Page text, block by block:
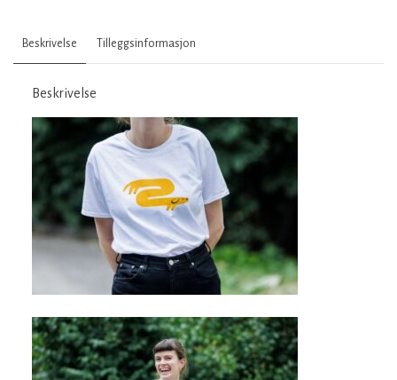
Beskrivelse Tilleggsinformasjon
Beskrivelse